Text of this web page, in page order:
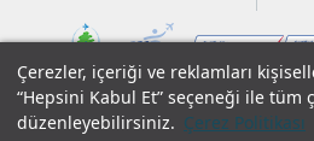
Çerezler, içeriği ve reklamları
“Hepsini Kabul Et” seçeneği ile tüm
düzenleyebilirsiniz. Çerez Politikası
Yasal Uyarılar Çerez Politikamız